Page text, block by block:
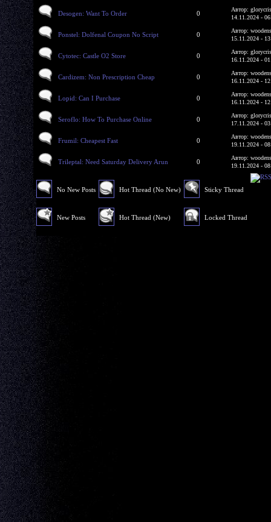
Desogen: Want To Order 0
Автор:
14.11.2024 -
Ponstel: Dolfenal Coupon No Script 0
Автор:
15.11.2024 -
Cytotec: Castle O2 Store 0
Автор:
16.11.2024 -
Cardizem: Non Prescription Cheap 0
Автор:
16.11.2024 -
Lopid: Can I Purchase 0
Автор:
16.11.2024 -
Seroflo: How To Purchase Online 0
Автор:
17.11.2024 -
Frumil: Cheapest Fast 0
Автор:
19.11.2024 -
Trileptal: Need Saturday Delivery Arun 0
Автор:
19.11.2024 -
No New Posts
New Posts
Hot Thread (No New)
Hot Thread (New)
Sticky Thread
Locked Thread